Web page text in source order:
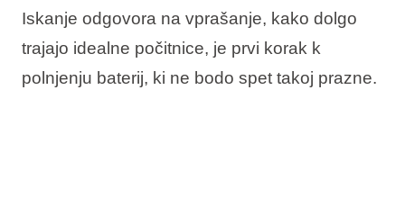
Iskanje odgovora na vprašanje, kako dolgo
trajajo idealne počitnice, je prvi korak k
polnjenju baterij, ki ne bodo spet takoj prazne.